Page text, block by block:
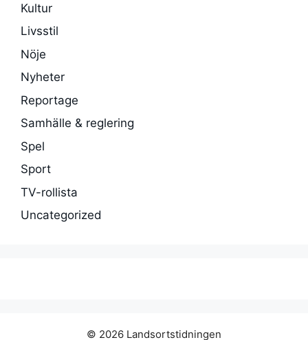
Kultur
Livsstil
Nöje
Nyheter
Reportage
Samhälle & reglering
Spel
Sport
TV-rollista
Uncategorized
© 2026 Landsortstidningen